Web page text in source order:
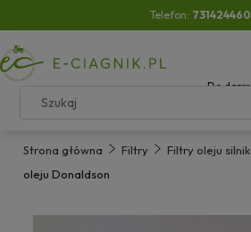
Telefon: 731424460
Do
Strona główna Filtry Filtry oleju
oleju Donaldson